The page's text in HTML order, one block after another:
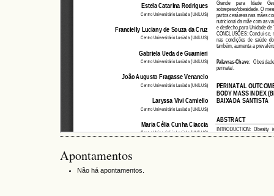
Apontamentos
Não há apontamentos.